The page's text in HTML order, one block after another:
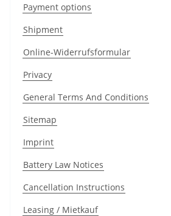
Payment options
Shipment
Online-Widerrufsformular
Privacy
General Terms And Conditions
Sitemap
Imprint
Battery Law Notices
Cancellation Instructions
Leasing / Mietkauf